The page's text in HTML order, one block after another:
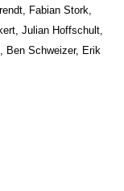
Fabian Stork,
Julian Hoffschult,
Ben Schweizer, Erik